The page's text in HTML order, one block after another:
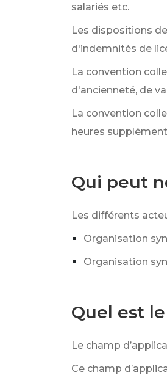
salariés etc.
Les dispositions
d'indemnités de
La convention
d'ancienneté, de
La convention
heures
Qui peut
Les différents
Organisation
Organisation
Quel est
Le champ
Ce champ